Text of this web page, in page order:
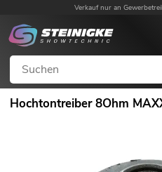
Verkauf nur an
Hochtontreiber 8Ohm